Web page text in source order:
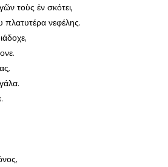
τοὺς ἐν σκότει,
πλατυτέρα νεφέλης.